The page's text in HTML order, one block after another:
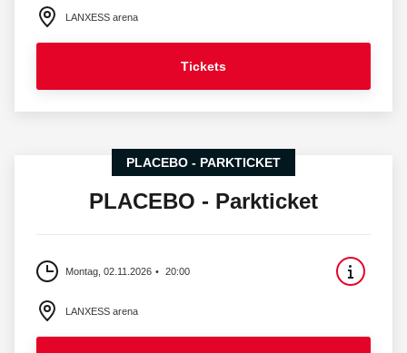
LANXESS arena
Tickets
PLACEBO - PARKTICKET
PLACEBO - Parkticket
Montag, 02.11.2026 20:00
LANXESS arena